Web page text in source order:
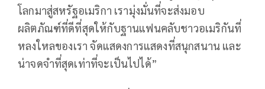
โลกมาสู่สหรัฐอเมริกา เรามุ่งมั่นที่จะส่งมอบ
ผลิตภัณฑ์ที่ดีที่สุดให้กับฐานแฟนคลับชาวอเมริกันที่
หลงใหลของเรา จัดแสดงการแสดงที่สนุกสนาน และ
น่าจดจำที่สุดเท่าที่จะเป็นไปได้”